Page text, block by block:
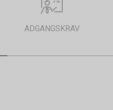
ADGANGSKRAV